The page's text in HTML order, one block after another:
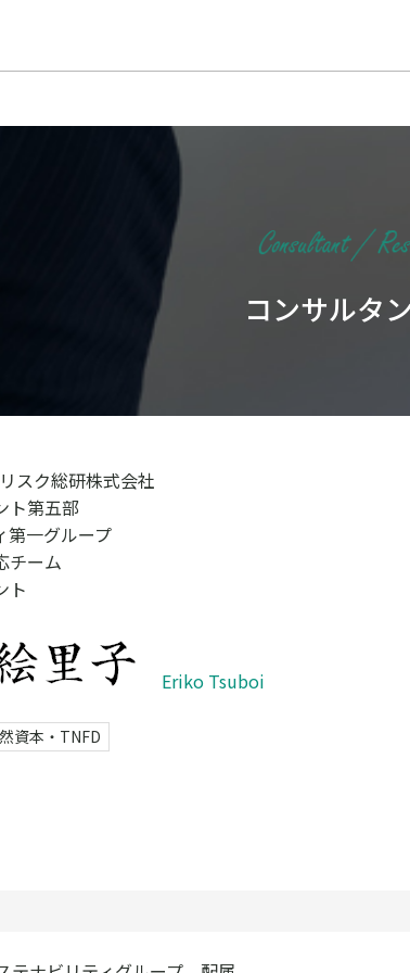
コンサルタ
スク総研株式会社
ト第五部
第一グループ
チーム
ト
Eriko Tsuboi
資本・TNFD